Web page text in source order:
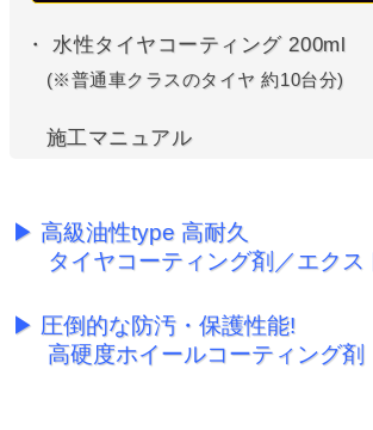
・ 水性タイヤコーティング 200ml
(※普通車クラスのタイヤ 約10台分)
施工マニュアル
▶ 高級油性type 高耐久
タイヤコーティング剤／エクス
▶ 圧倒的な防汚・保護性能!
高硬度ホイールコーティング剤